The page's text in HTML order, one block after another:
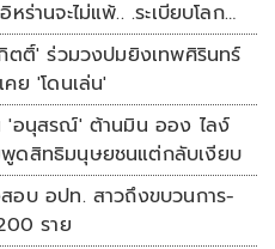
ร่านจะไม่แพ้.. .ระเบียบโลก
ลาง…. | อิสรภาพแห่งความ
ดเพชร
ตติ์' ร่วมวงปมยิงเทพศิรินทร์
ย 'โดนเล่น'
อนุสรณ์' ต้านมิน ออง ไลง์
ดสิทธิมนุษยชนแต่กลับเงียบ
อบ อปท. สาวถึงขบวนการ-
ราย